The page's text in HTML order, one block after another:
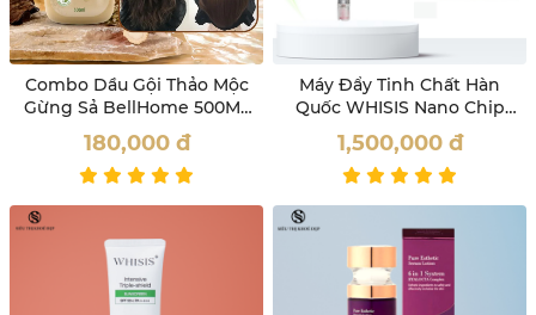
Combo Dầu Gội Thảo Mộc
Gừng Sả BellHome 500ML
Tặng Bọt Vệ Sinh Phụ Nữ
100ML
180,000 đ
Máy Đẩy Tinh Chất Hàn
Quốc WHISIS Nano Chip
Derma Pen Mờ Nám, Giảm
Nếp Nhăn
1,500,000 đ